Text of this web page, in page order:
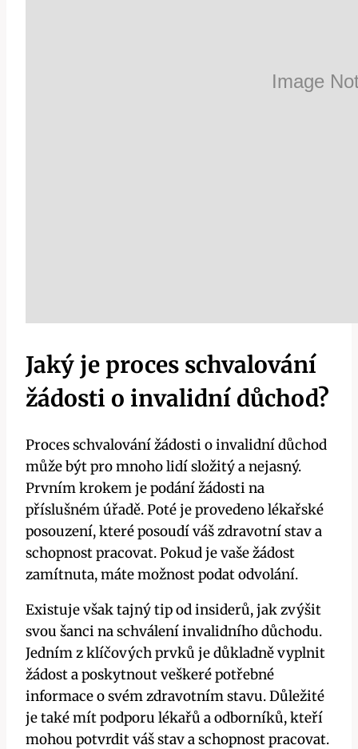
Jaký je proces schvalování
žádosti o invalidní důchod?
Proces schvalování žádosti o invalidní důchod
může být pro mnoho lidí složitý a nejasný.
Prvním krokem je podání žádosti na
příslušném úřadě. Poté je provedeno lékařské
posouzení, které posoudí váš zdravotní stav a
schopnost pracovat. Pokud je vaše žádost
zamítnuta, máte možnost podat odvolání.
Existuje však tajný tip od insiderů, jak zvýšit
svou šanci na schválení invalidního důchodu.
Jedním z klíčových prvků je důkladně vyplnit
žádost a poskytnout veškeré potřebné
informace o svém zdravotním stavu. Důležité
je také mít podporu lékařů a odborníků, kteří
mohou potvrdit váš stav a schopnost pracovat.